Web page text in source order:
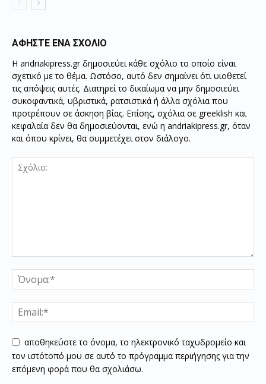
ΑΦΗΣΤΕ ΕΝΑ ΣΧΟΛΙΟ
Η andriakipress.gr δημοσιεύει κάθε σχόλιο το οποίο είναι
σχετικό με το θέμα. Ωστόσο, αυτό δεν σημαίνει ότι υιοθετεί
τις απόψεις αυτές. Διατηρεί το δικαίωμα να μην δημοσιεύει
συκοφαντικά, υβριστικά, ρατσιστικά ή άλλα σχόλια που
προτρέπουν σε άσκηση βίας. Επίσης, σχόλια σε greeklish και
κεφαλαία δεν θα δημοσιεύονται, ενώ η andriakipress.gr, όταν
και όπου κρίνει, θα συμμετέχει στον διάλογο.
αποθηκεύστε το όνομα, το ηλεκτρονικό ταχυδρομείο και
τον ιστότοπό μου σε αυτό το πρόγραμμα περιήγησης για την
επόμενη φορά που θα σχολιάσω.